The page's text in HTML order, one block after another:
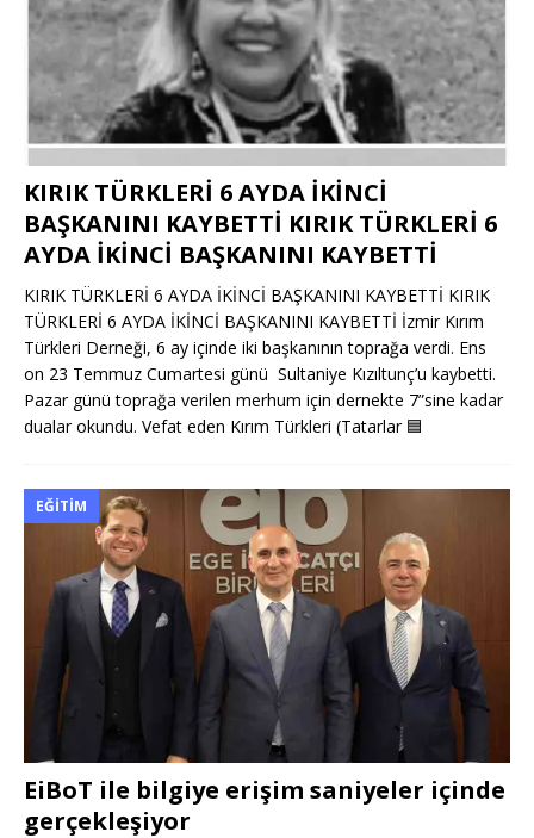
KIRIK TÜRKLERİ 6 AYDA İKİNCİ
BAŞKANINI KAYBETTİ KIRIK TÜRKLERİ 6
AYDA İKİNCİ BAŞKANINI KAYBETTİ
KIRIK TÜRKLERİ 6 AYDA İKİNCİ BAŞKANINI KAYBETTİ KIRIK
TÜRKLERİ 6 AYDA İKİNCİ BAŞKANINI KAYBETTİ İzmir Kırım
Türkleri Derneği, 6 ay içinde iki başkanının toprağa verdi. Ens
on 23 Temmuz Cumartesi günü Sultaniye Kızıltunç’u kaybetti.
Pazar günü toprağa verilen merhum için dernekte 7”sine kadar
dualar okundu. Vefat eden Kırım Türkleri (Tatarlar 🟦
EĞITIM
EiBoT ile bilgiye erişim saniyeler içinde
gerçekleşiyor